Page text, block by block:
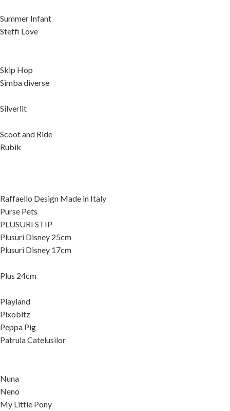
Summer Infant
Steffi Love
Skip Hop
Simba diverse
Silverlit
Scoot and Ride
Rubik
Raffaello Design Made in Italy
Purse Pets
PLUSURI STIP
Plusuri Disney 25cm
Plusuri Disney 17cm
Plus 24cm
Playland
Pixobitz
Peppa Pig
Patrula Catelusilor
Nuna
Neno
My Little Pony